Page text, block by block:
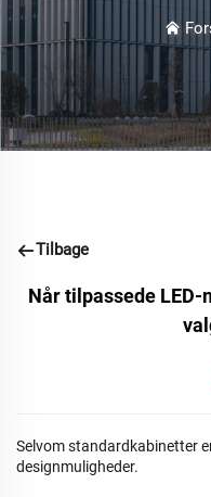
Tilbage
Når tilpassede
Selvom standardkabinetter
designmuligheder.